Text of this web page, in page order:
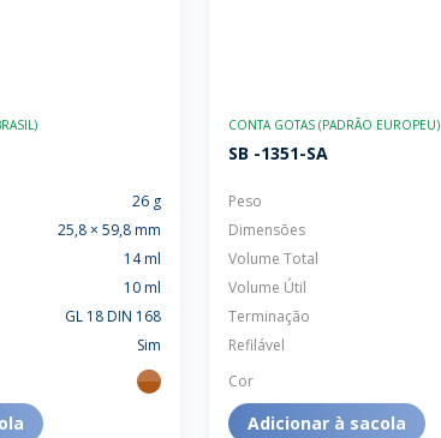
26 g
25,8 × 59,8 mm
14 ml
10 ml
GL 18 DIN 168
Sim
ambar
CONTA GOTAS (PADRÃO EUROPEU)
SB -1351-SA
Peso
Dimensões
Volume Total
Volume Útil
Terminação
Refilável
Cor
Adicionar à sacola